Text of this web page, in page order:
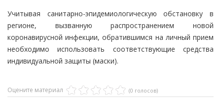
Учитывая санитарно-эпидемиологическую обстановку в
регионе, вызванную распространением новой
коронавирусной инфекции, обратившимся на личный прием
необходимо использовать соответствующие средства
индивидуальной защиты (маски).
Оцените материал (0 голосов)